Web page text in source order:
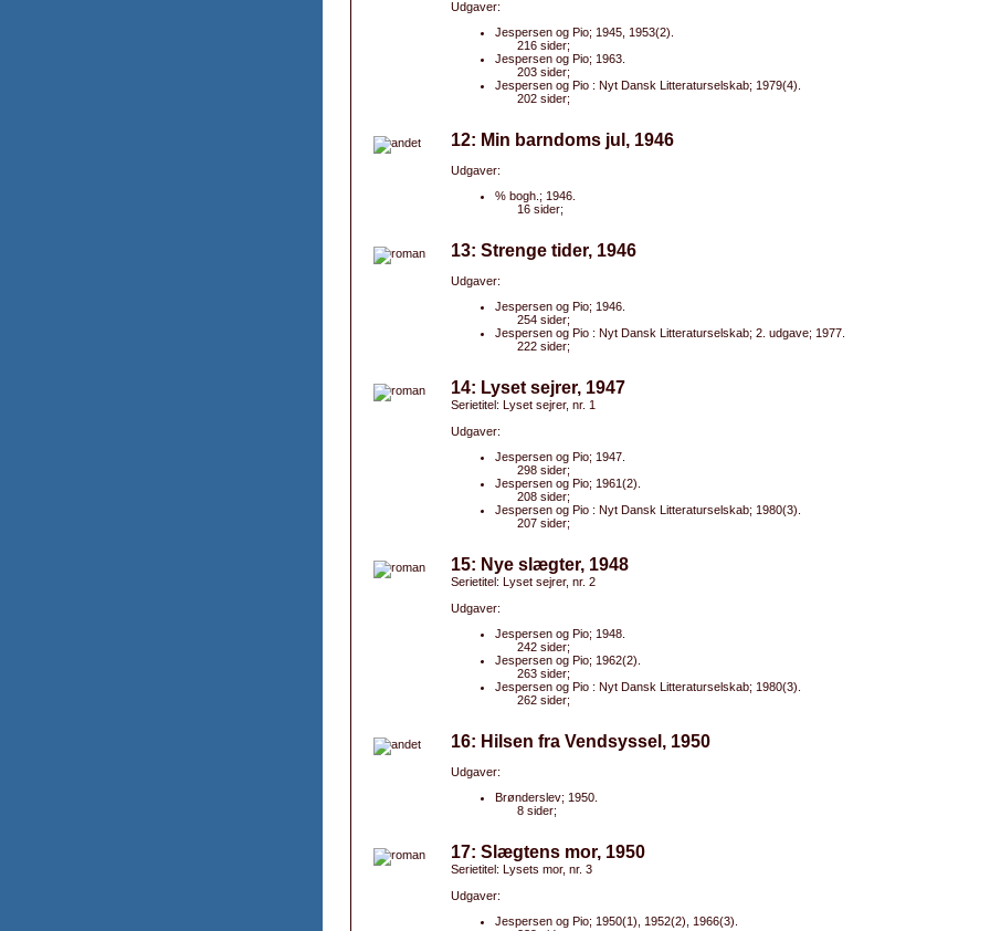
Udgaver:
Jespersen og Pio; 1945, 1953(2).
216 sider;
Jespersen og Pio; 1963.
203 sider;
Jespersen og Pio : Nyt Dansk Litteraturselskab; 1979(4).
202 sider;
12: Min barndoms jul, 1946
Udgaver:
% bogh.; 1946.
16 sider;
13: Strenge tider, 1946
Udgaver:
Jespersen og Pio; 1946.
254 sider;
Jespersen og Pio : Nyt Dansk Litteraturselskab; 2. udgave; 1977.
222 sider;
14: Lyset sejrer, 1947
Serietitel: Lyset sejrer, nr. 1
Udgaver:
Jespersen og Pio; 1947.
298 sider;
Jespersen og Pio; 1961(2).
208 sider;
Jespersen og Pio : Nyt Dansk Litteraturselskab; 1980(3).
207 sider;
15: Nye slægter, 1948
Serietitel: Lyset sejrer, nr. 2
Udgaver:
Jespersen og Pio; 1948.
242 sider;
Jespersen og Pio; 1962(2).
263 sider;
Jespersen og Pio : Nyt Dansk Litteraturselskab; 1980(3).
262 sider;
16: Hilsen fra Vendsyssel, 1950
Udgaver:
Brønderslev; 1950.
8 sider;
17: Slægtens mor, 1950
Serietitel: Lysets mor, nr. 3
Udgaver:
Jespersen og Pio; 1950(1), 1952(2), 1966(3).